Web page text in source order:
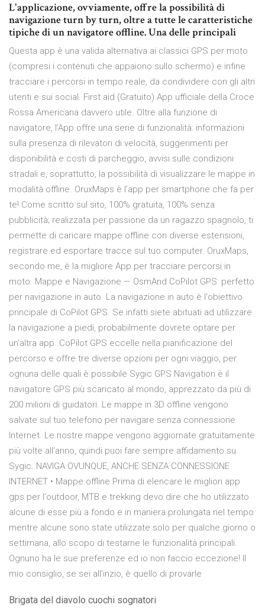
L'applicazione, ovviamente, offre la possibilità di
navigazione turn by turn, oltre a tutte le caratteristiche
tipiche di un navigatore offline. Una delle principali
Questa app è una valida alternativa ai classici GPS per moto
(compresi i contenuti che appaiono sullo schermo) e infine
tracciare i percorsi in tempo reale, da condividere con gli altri
utenti e sui social. First aid (Gratuito) App ufficiale della Croce
Rossa Americana davvero utile. Oltre alla funzione di
navigatore, l’App offre una serie di funzionalità: informazioni
sulla presenza di rilevatori di velocità, suggerimenti per
disponibilità e costi di parcheggio, avvisi sulle condizioni
stradali e, soprattutto, la possibilità di visualizzare le mappe in
modalità offline. OruxMaps è l’app per smartphone che fa per
te! Come scritto sul sito, 100% gratuita, 100% senza
pubblicità; realizzata per passione da un ragazzo spagnolo, ti
permette di caricare mappe offline con diverse estensioni,
registrare ed esportare tracce sul tuo computer. OruxMaps,
secondo me, è la migliore App per tracciare percorsi in
moto. Mappe e Navigazione — OsmAnd CoPilot GPS: perfetto
per navigazione in auto. La navigazione in auto è l'obiettivo
principale di CoPilot GPS. Se infatti siete abituati ad utilizzare
la navigazione a piedi, probabilmente dovrete optare per
un'altra app. CoPilot GPS eccelle nella pianificazione del
percorso e offre tre diverse opzioni per ogni viaggio, per
ognuna delle quali è possibile Sygic GPS Navigation è il
navigatore GPS più scaricato al mondo, apprezzato da più di
200 milioni di guidatori. Le mappe in 3D offline vengono
salvate sul tuo telefono per navigare senza connessione
Internet. Le nostre mappe vengono aggiornate gratuitamente
più volte all'anno, quindi puoi fare sempre affidamento su
Sygic. NAVIGA OVUNQUE, ANCHE SENZA CONNESSIONE
INTERNET • Mappe offline Prima di elencare le migliori app
gps per l'outdoor, MTB e trekking devo dire che ho utilizzato
alcune di esse più a fondo e in maniera prolungata nel tempo
mentre alcune sono state utilizzate solo per qualche giorno o
settimana, allo scopo di testarne le funzionalità principali.
Ognuno ha le sue preferenze ed io non faccio eccezione! Il
mio consiglio, se sei all'inzio, è quello di provarle
Brigata del diavolo cuochi sognatori